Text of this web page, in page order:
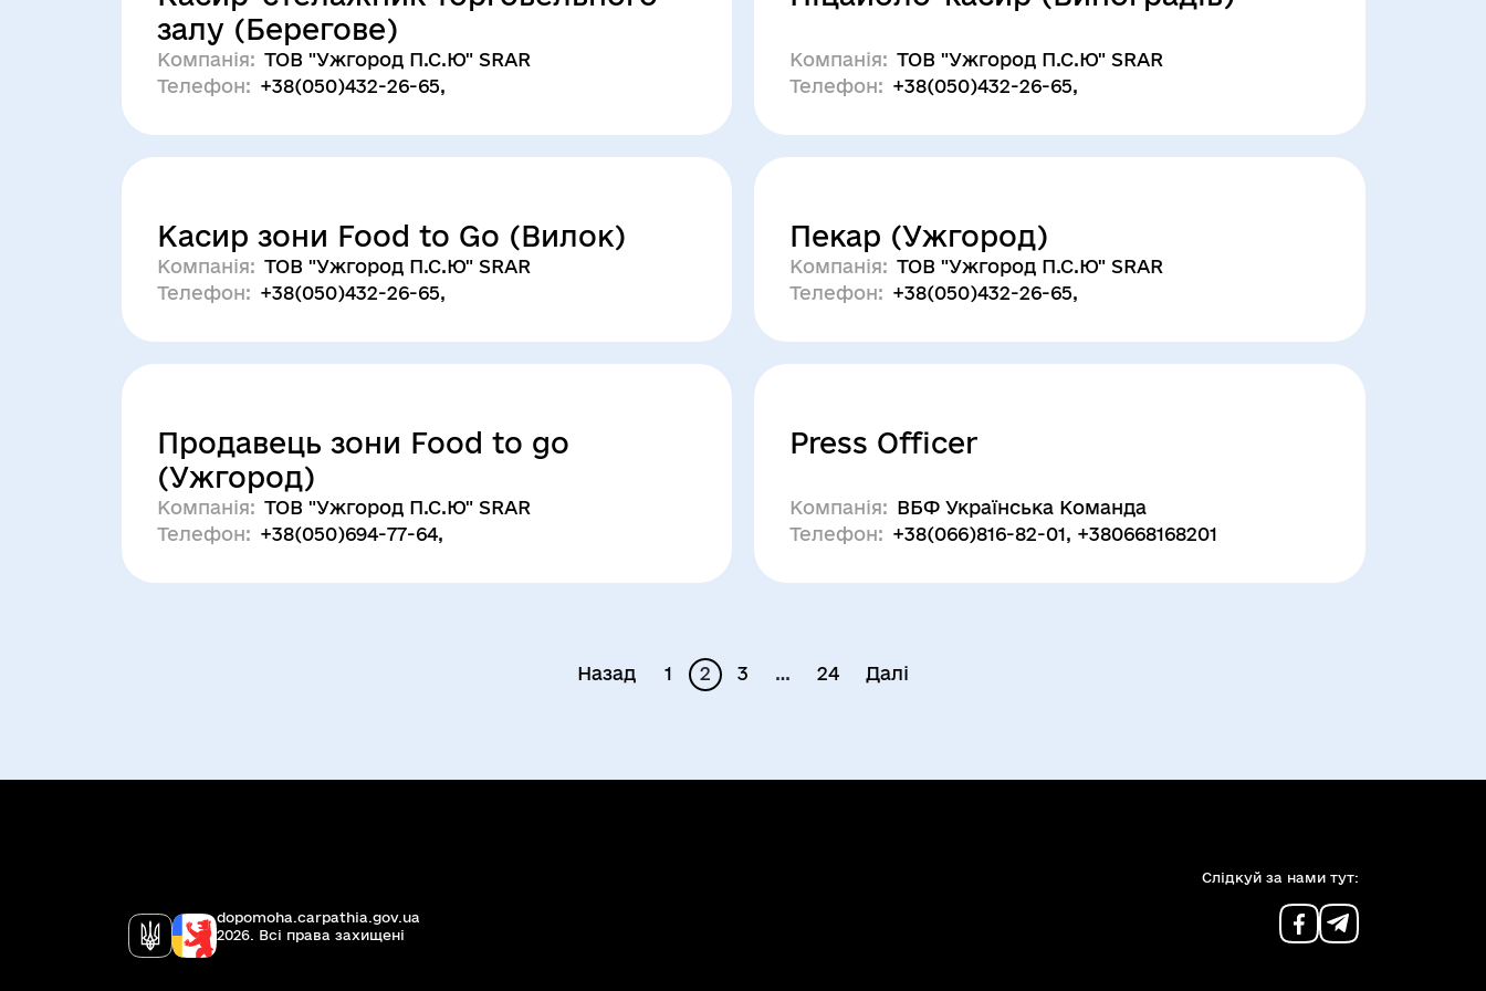
залу (Берегове)
Компанія: ТОВ "Ужгород П.С.Ю" SRAR
Телефон: +38(050)432-26-65,
Компанія: ТОВ "Ужгород П.С.Ю" SRAR
Телефон: +38(050)432-26-65,
Касир зони Food to Go (Вилок)
Компанія: ТОВ "Ужгород П.С.Ю" SRAR
Телефон: +38(050)432-26-65,
Пекар (Ужгород)
Компанія: ТОВ "Ужгород П.С.Ю" SRAR
Телефон: +38(050)432-26-65,
Продавець зони Food to go
(Ужгород)
Компанія: ТОВ "Ужгород П.С.Ю" SRAR
Телефон: +38(050)694-77-64,
Press Officer
Компанія: ВБФ Українська Команда
Телефон: +38(066)816-82-01, +380668168201
Навігація
Назад 1 2 3 … 24 Далі
dopomoha.carpathia.gov.ua
2026. Всi права захищенi
Слiдкуй за нами тут: